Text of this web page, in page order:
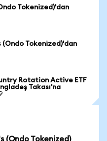
Tokenized)'dan
(Ondo Tokenized)'dan
Rotation Active ETF
Takası'na
(Ondo Tokenized)